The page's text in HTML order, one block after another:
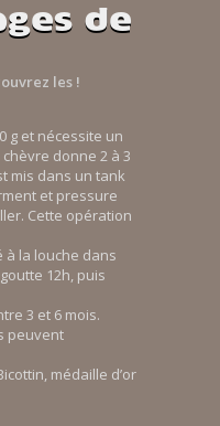
de
les !
g et nécessite un
donne 2 à 3
mis dans un tank
et pressure
Cette opération
à la louche dans
12h, puis
3 et 6 mois.
peuvent
médaille d’or